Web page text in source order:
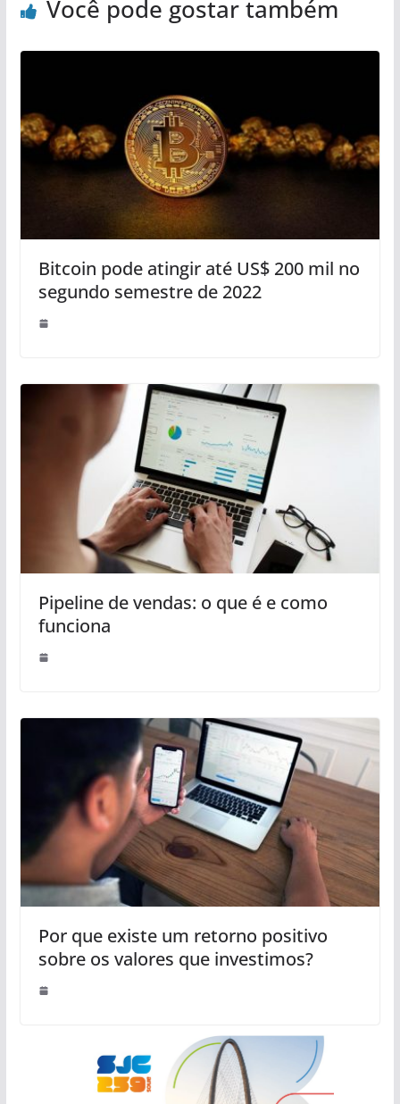
Você pode gostar também
Bitcoin pode atingir até US$ 200 mil no
segundo semestre de 2022
Pipeline de vendas: o que é e como
funciona
Por que existe um retorno positivo
sobre os valores que investimos?